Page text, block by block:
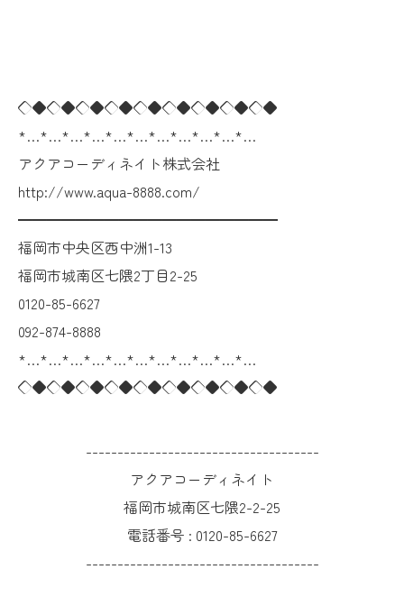
◇◆◇◆◇◆◇◆◇◆◇◆◇◆◇◆◇◆
*…*…*…*…*…*…*…*…*…*…*…
アクアコーディネイト株式会社
http://www.aqua-8888.com/
━━━━━━━━━━━━━━━━━━
福岡市中央区西中洲1-13
福岡市城南区七隈2丁目2-25
0120-85-6627
092-874-8888
*…*…*…*…*…*…*…*…*…*…*…
◇◆◇◆◇◆◇◆◇◆◇◆◇◆◇◆◇◆
-------------------------------------
アクアコーディネイト
福岡市城南区七隈2-2-25
電話番号 : 0120-85-6627
-------------------------------------